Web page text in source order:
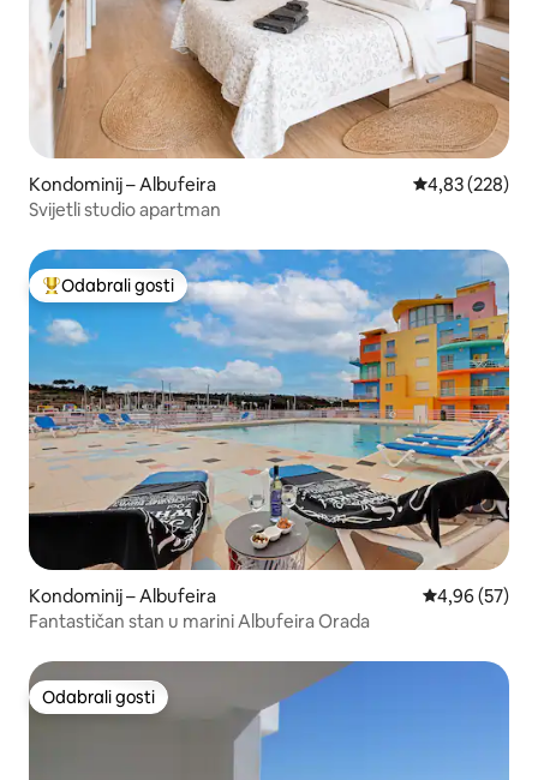
Kondominij – Albufeira Prosječna
4,83 (228)
Svijetli studio apartman
Među najviše rangiranima s oznakom „Odabrali gosti”
Odabrali gosti
Kondominij – Albufeira Prosječna
4,96 (57)
Fantastičan stan u marini Albufeira Orada
Odabrali gosti
Odabrali gosti